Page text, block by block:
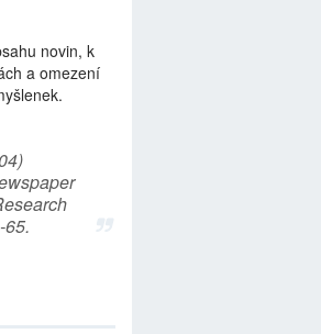
novin, k
a omezení